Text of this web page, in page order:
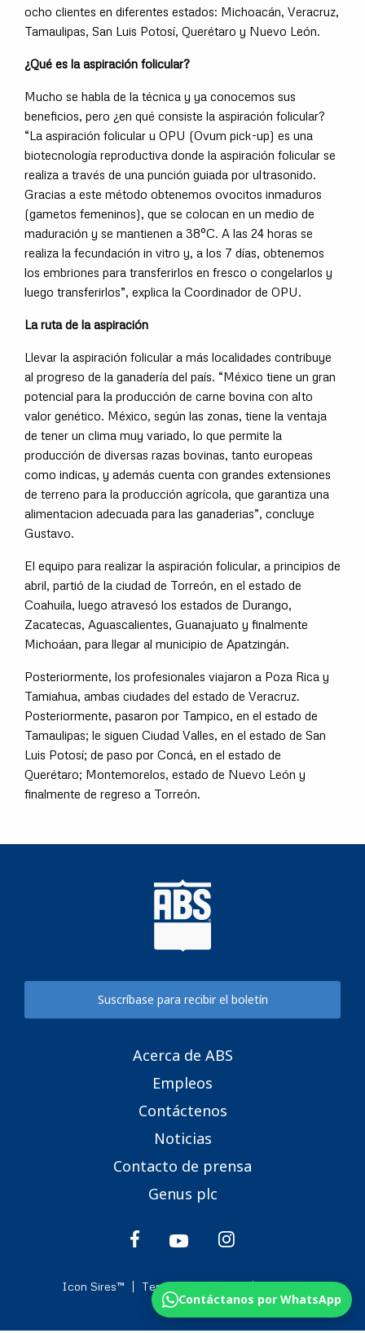
ocho clientes en diferentes estados: Michoacán, Veracruz,
Tamaulipas, San Luis Potosí, Querétaro y Nuevo León.
¿Qué es la aspiración folicular?
Mucho se habla de la técnica y ya conocemos sus
beneficios, pero ¿en qué consiste la aspiración folicular?
“La aspiración folicular u OPU (Ovum pick-up) es una
biotecnología reproductiva donde la aspiración folicular se
realiza a través de una punción guiada por ultrasonido.
Gracias a este método obtenemos ovocitos inmaduros
(gametos femeninos), que se colocan en un medio de
maduración y se mantienen a 38°C. A las 24 horas se
realiza la fecundación in vitro y, a los 7 días, obtenemos
los embriones para transferirlos en fresco o congelarlos y
luego transferirlos”, explica la Coordinador de OPU.
La ruta de la aspiración
Llevar la aspiración folicular a más localidades contribuye
al progreso de la ganadería del país. “México tiene un gran
potencial para la producción de carne bovina con alto
valor genético. México, según las zonas, tiene la ventaja
de tener un clima muy variado, lo que permite la
producción de diversas razas bovinas, tanto europeas
como indicas, y además cuenta con grandes extensiones
de terreno para la producción agrícola, que garantiza una
alimentacion adecuada para las ganaderias”, concluye
Gustavo.
El equipo para realizar la aspiración folicular, a principios de
abril, partió de la ciudad de Torreón, en el estado de
Coahuila, luego atravesó los estados de Durango,
Zacatecas, Aguascalientes, Guanajuato y finalmente
Michoáan, para llegar al municipio de Apatzingán.
Posteriormente, los profesionales viajaron a Poza Rica y
Tamiahua, ambas ciudades del estado de Veracruz.
Posteriormente, pasaron por Tampico, en el estado de
Tamaulipas; le siguen Ciudad Valles, en el estado de San
Luis Potosí; de paso por Concá, en el estado de
Querétaro; Montemorelos, estado de Nuevo León y
finalmente de regreso a Torreón.
Suscríbase para recibir el boletín
Acerca de ABS
Empleos
Contáctenos
Noticias
Contacto de prensa
Genus plc
Icon Sires™ Terms & Conditions Cookies
Contáctanos por WhatsApp